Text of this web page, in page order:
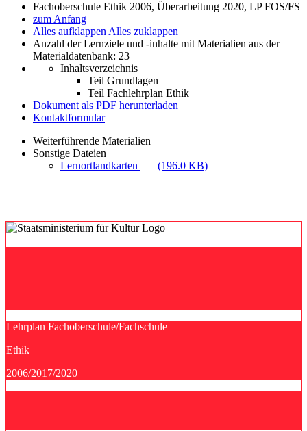
Fachoberschule Ethik 2006, Überarbeitung 2020, LP FOS/FS
zum Anfang
Alles aufklappen Alles zuklappen
Anzahl der Lernziele und -inhalte mit Materialien aus der
Materialdatenbank: 23
Inhaltsverzeichnis
Teil Grundlagen
Teil Fachlehrplan Ethik
Dokument als PDF herunterladen
Kontaktformular
Weiterführende Materialien
Sonstige Dateien
Lernortlandkarten
(196.0 KB)
Lehrplan Fachoberschule/Fachschule
Ethik
2006/2017/2020